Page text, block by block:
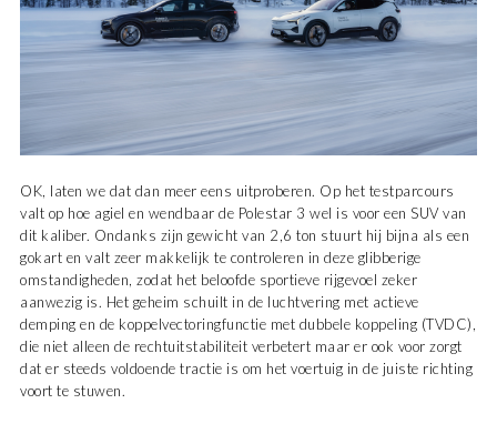
OK, laten we dat dan meer eens uitproberen. Op het testparcours
valt op hoe agiel en wendbaar de Polestar 3 wel is voor een SUV van
dit kaliber. Ondanks zijn gewicht van 2,6 ton stuurt hij bijna als een
gokart en valt zeer makkelijk te controleren in deze glibberige
omstandigheden, zodat het beloofde sportieve rijgevoel zeker
aanwezig is. Het geheim schuilt in de luchtvering met actieve
demping en de koppelvectoringfunctie met dubbele koppeling (TVDC),
die niet alleen de rechtuitstabiliteit verbetert maar er ook voor zorgt
dat er steeds voldoende tractie is om het voertuig in de juiste richting
voort te stuwen.